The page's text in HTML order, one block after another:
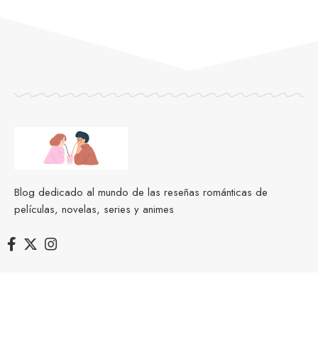
Blog dedicado al mundo de las reseñas románticas de
películas, novelas, series y animes